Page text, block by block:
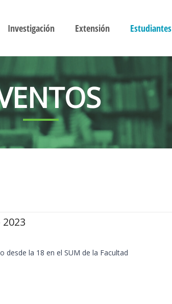
Investigación Extensión Estudiantes
desde la 18 en el SUM de la Facultad